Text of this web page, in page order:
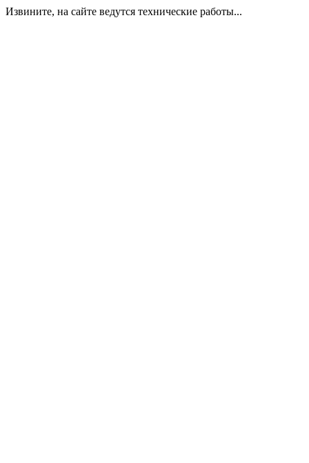
Извините, на сайте ведутся технические работы...